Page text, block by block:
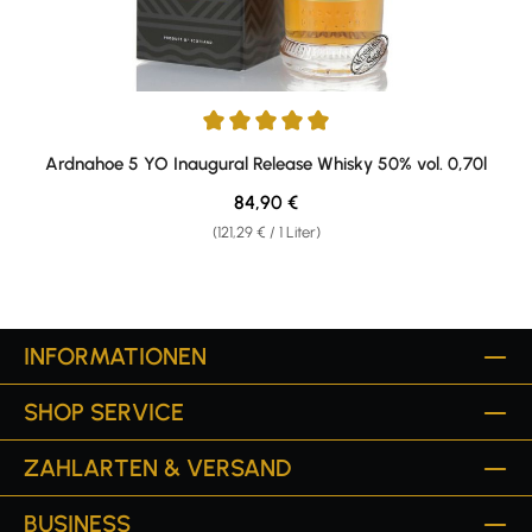
Durchschnittliche Bewertung von 5 von 5 Sternen
Ardnahoe 5 YO Inaugural Release Whisky 50% vol. 0,70l
(121,29 € / 1 Liter)
Regulärer Preis:
84,90 €
INFORMATIONEN
SHOP SERVICE
ZAHLARTEN & VERSAND
BUSINESS